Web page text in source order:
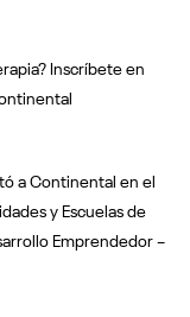
Inscríbete en
a Continental en el
y Escuelas de
Emprendedor –